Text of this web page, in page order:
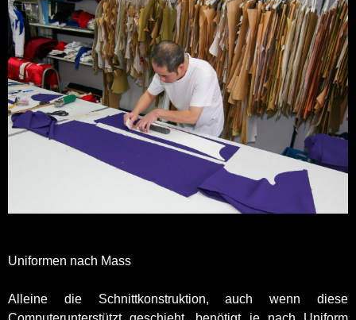
Uniformen nach Mass
Alleine die Schnittkonstruktion, auch wenn diese